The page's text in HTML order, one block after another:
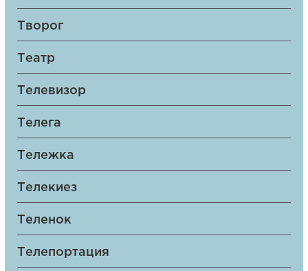
Творог
Театр
Телевизор
Телега
Тележка
Телекиез
Теленок
Телепортация